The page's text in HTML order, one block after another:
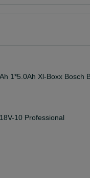
1*5.0Ah Xl-Boxx Bosch
10 Professional